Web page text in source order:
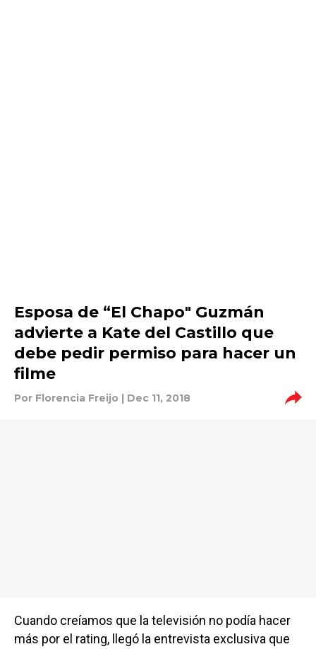
Esposa de “El Chapo" Guzmán
advierte a Kate del Castillo que
debe pedir permiso para hacer un
filme
Por Florencia Freijo | Dec 11, 2018
Cuando creíamos que la televisión no podía hacer
más por el rating, llegó la entrevista exclusiva que